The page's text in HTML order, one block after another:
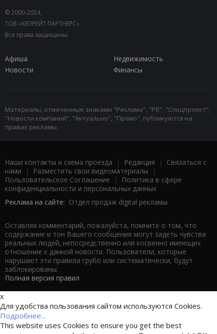
© 2000-2024,
ТОВ «КЕПРЕЙТ ПАРТНЕРС».
Все права защищены.
Афиша
Недвижимость
Новости
Финансы
Материалы, отмеченные знаками "Реклама", "PR", "Спецпроект",
"Новости компаний", "Актуально", "Промо", публикуются на
правах рекламы.
Наши контакты и схема проезда | Редакция | Связаться с
нами | Разместить свои видеоматериалы |
Пользовательское Соглашение |
Политика в сфере
конфиденциальности и персональных данных
Реклама на сайте: Отдел продаж digital рекламы
Оставляя комментарий, пожалуйста, помните о том, что
содержание и тон Вашего сообщения могут задеть чувства
реальных людей, непосредственно или косвенно имеющих
отношение к данной новости. Пользователи, которые
нарушают эти правила грубо или систематически, будут
заблокированы.
Полная версия правил
x
Для удобства пользования сайтом используются Cookies.
Подробнее...
This website uses Cookies to ensure you get the best